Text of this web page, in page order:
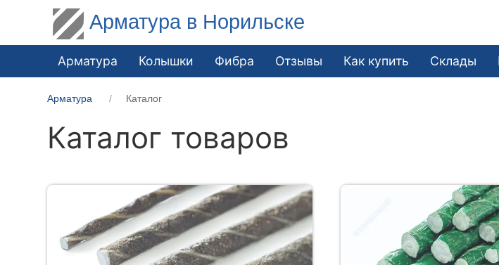
Арматура в Норильске
Арматура Колышки Фибра Отзывы Как купить Склады
Арматура Каталог
Каталог товаров